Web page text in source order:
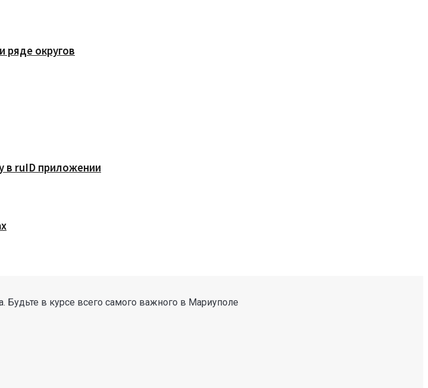
ряде округов
в ruID приложении
Будьте в курсе всего самого важного в Мариуполе